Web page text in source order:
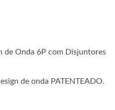
de Onda 6P com Disjuntores
de onda PATENTEADO.